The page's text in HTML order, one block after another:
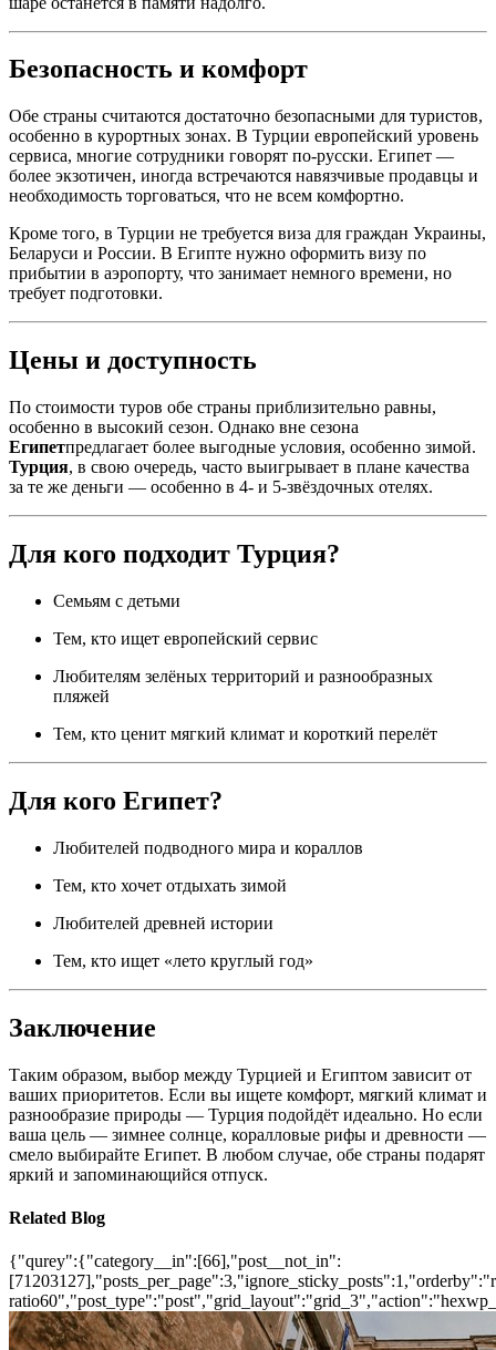
Безопасность и комфорт
Обе страны считаются достаточно безопасными для туристов,
особенно в курортных зонах. В Турции европейский уровень
сервиса, многие сотрудники говорят по-русски. Египет —
более экзотичен, иногда встречаются навязчивые продавцы и
необходимость торговаться, что не всем комфортно.
Кроме того, в Турции не требуется виза для граждан Украины,
Беларуси и России. В Египте нужно оформить визу по
прибытии в аэропорту, что занимает немного времени, но
требует подготовки.
Цены и доступность
По стоимости туров обе страны приблизительно равны,
особенно в высокий сезон. Однако вне сезона
Египетпредлагает более выгодные условия, особенно зимой.
Турция, в свою очередь, часто выигрывает в плане качества
за те же деньги — особенно в 4- и 5-звёздочных отелях.
Для кого подходит Турция?
Семьям с детьми
Тем, кто ищет европейский сервис
Любителям зелёных территорий и разнообразных
пляжей
Тем, кто ценит мягкий климат и короткий перелёт
Для кого Египет?
Любителей подводного мира и кораллов
Тем, кто хочет отдыхать зимой
Любителей древней истории
Тем, кто ищет «лето круглый год»
Заключение
Таким образом, выбор между Турцией и Египтом зависит от
ваших приоритетов. Если вы ищете комфорт, мягкий климат и
разнообразие природы — Турция подойдёт идеально. Но если
ваша цель — зимнее солнце, коралловые рифы и древности —
смело выбирайте Египет. В любом случае, обе страны подарят
яркий и запоминающийся отпуск.
Related Blog
{"qurey":{"category__in":[66],"post__not_in":